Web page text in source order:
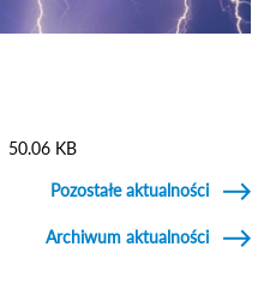
50.06 KB
Pozostałe aktualności
Archiwum aktualności